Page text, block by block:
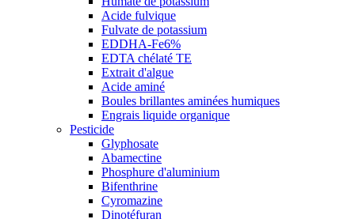
Acide fulvique
Fulvate de potassium
EDDHA-Fe6%
EDTA chélaté TE
Extrait d'algue
Acide aminé
Boules brillantes aminées humiques
Engrais liquide organique
Pesticide
Glyphosate
Abamectine
Phosphure d'aluminium
Bifenthrine
Cyromazine
Dinotéfuran